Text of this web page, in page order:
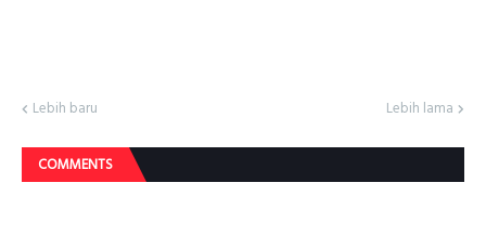
Lebih baru Lebih lama
COMMENTS